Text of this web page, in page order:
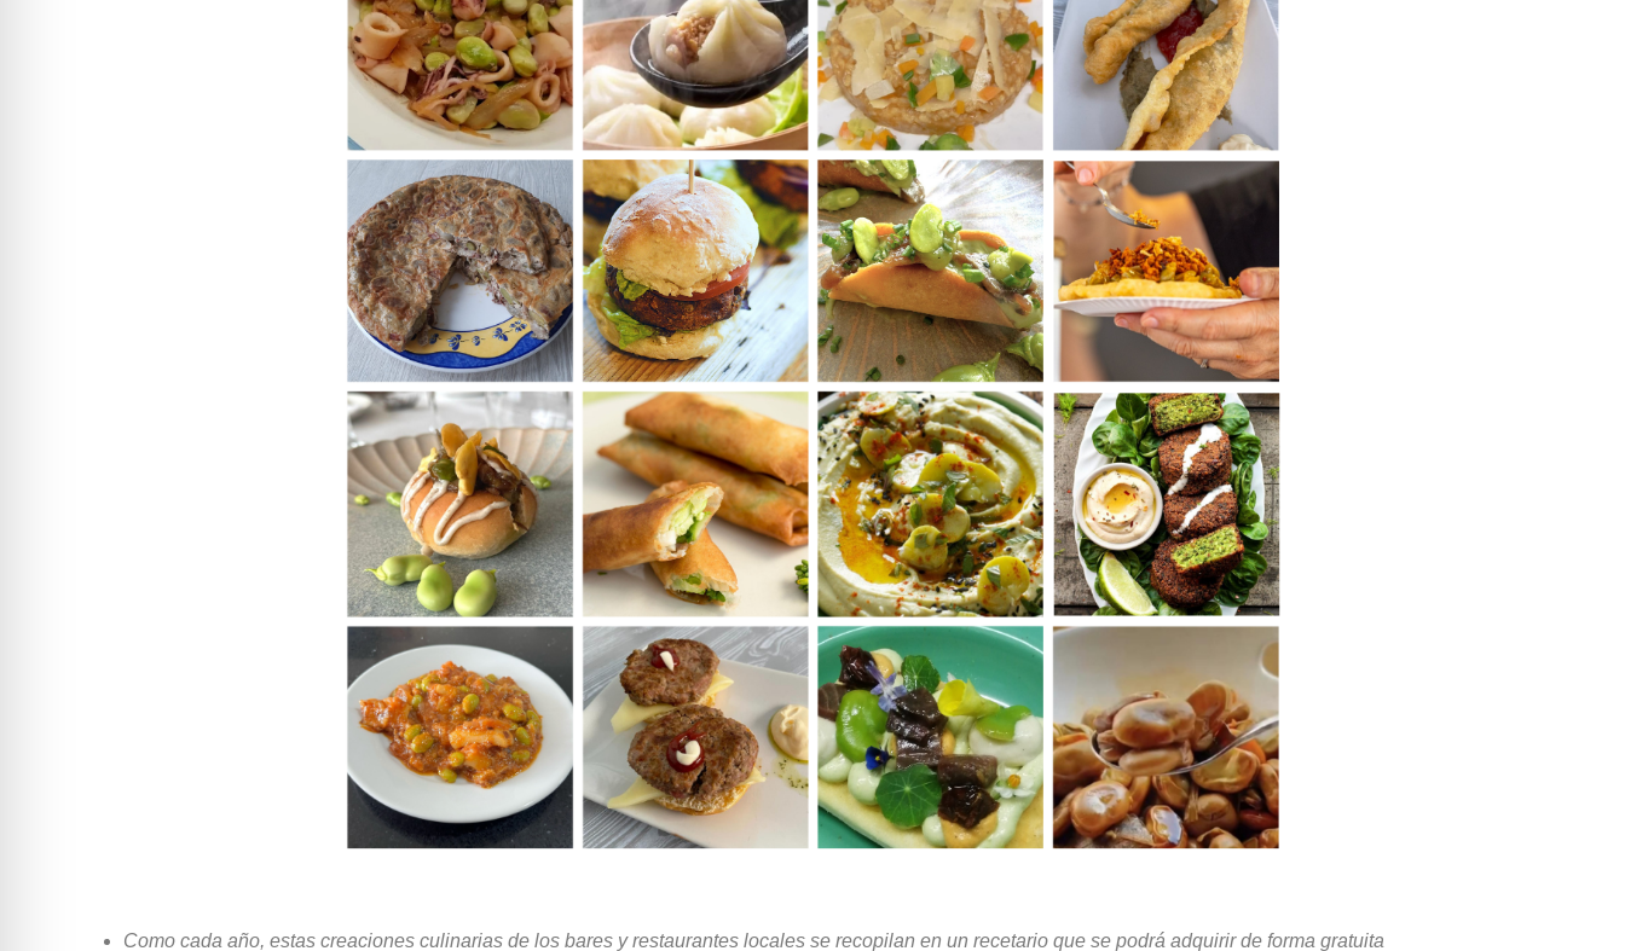
Como cada año, estas creaciones culinarias de los bares y restaurantes locales se recopilan en un recetario que se podrá adquirir de forma gratuita